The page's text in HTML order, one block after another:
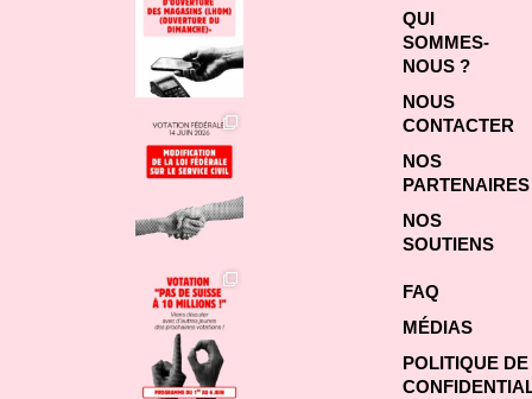
QUI
SOMMES-
NOUS ?
NOUS
CONTACTER
NOS
PARTENAIRES
NOS
SOUTIENS
FAQ
MÉDIAS
POLITIQUE DE